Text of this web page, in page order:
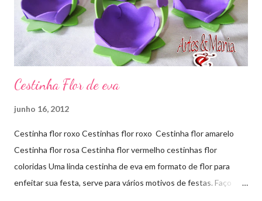
Cestinha Flor de eva
junho 16, 2012
Cestinha flor roxo Cestinhas flor roxo Cestinha flor amarelo
Cestinha flor rosa Cestinha flor vermelho cestinhas flor
coloridas Uma linda cestinha de eva em formato de flor para
enfeitar sua festa, serve para vários motivos de festas. Faço